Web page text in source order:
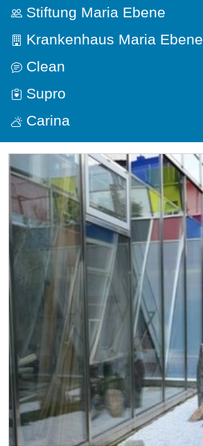
Stiftung Maria Ebene
Krankenhaus Maria Ebene
Clean
Supro
Carina